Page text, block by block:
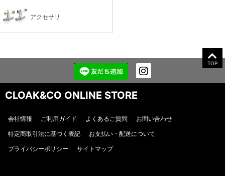
アクセサリ
TOP
CLOAK&CO ONLINE STORE
会社情報 ご利用ガイド よくあるご質問
お問い合わせ
特定商取引法に基づく表記
お支払い・配送について
プライバシーポリシー
サイトマップ